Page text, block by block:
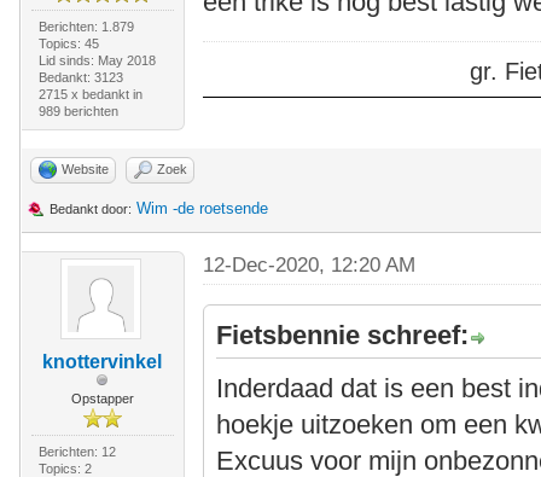
Berichten: 1.879
Topics: 45
Lid sinds: May 2018
Bedankt: 3123
2715 x bedankt in
989 berichten
gr.
Website Zoek
Bedankt door: Wim -de roetsende
knottervinkel
Opstapper
Berichten: 12
Topics: 2
12-Dec-2020, 12:20 AM
Fietsbennie schreef:
Inderdaad dat is een best
hoekje uitzoeken om een
Excuus voor mijn